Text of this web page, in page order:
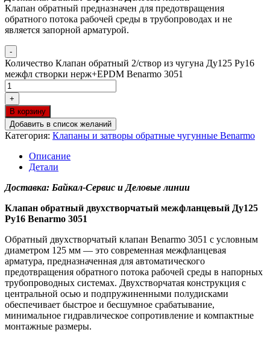
Клапан обратный предназначен для предотвращения
обратного потока рабочей среды в трубопроводах и не
является запорной арматурой.
-
Количество Клапан обратный 2/створ из чугуна Ду125 Ру16
межфл створки нерж+EPDM Benarmo 3051
+
В корзину
Добавить в список желаний
Категория: Клапаны и затворы обратные чугунные Benarmo
Описание
Детали
Доставка: Байкал-Сервис и Деловые линии
Клапан обратный двухстворчатый межфланцевый Ду125
Ру16 Benarmo 3051
Обратный двухстворчатый клапан Benarmo 3051 с условным
диаметром 125 мм — это современная межфланцевая
арматура, предназначенная для автоматического
предотвращения обратного потока рабочей среды в напорных
трубопроводных системах. Двухстворчатая конструкция с
центральной осью и подпружиненными полудисками
обеспечивает быстрое и бесшумное срабатывание,
минимальное гидравлическое сопротивление и компактные
монтажные размеры.